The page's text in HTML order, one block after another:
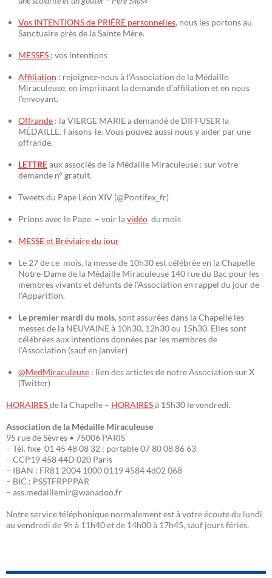
Vos INTENTIONS de PRIÈRE personnelles, nous les portons au
Sanctuaire près de la Sainte Mère.
MESSES : vos intentions
Affiliation : rejoignez-nous à l’Association de la Médaille
Miraculeuse, en imprimant la demande d’affiliation et en nous
l’envoyant.
Offrande : la VIERGE MARIE a demandé de DIFFUSER la
MÉDAILLE. Faisons-le. Vous pouvez aussi nous y aider par une
offrande.
LETTREaux associés de la Médaille Miraculeuse : sur votre
demande n° gratuit.
Tweets du Pape Léon XIV (@Pontifex_fr)
Prions avec le Pape – voir lavidéo du mois
MESSE et Bréviaire du jour
Le 27 de ce mois, la messe de 10h30 est célébrée en la Chapelle
Notre-Dame de la Médaille Miraculeuse 140 rue du Bac pour les
membres vivants et défunts de l’Association en rappel du jour de
l’Apparition.
Le premier mardi du mois, sont assurées dans la Chapelle les
messes de la NEUVAINE à 10h30, 12h30 ou 15h30. Elles sont
célébrées aux intentions données par les membres de
l’Association (sauf en janvier)
@MedMiraculeuse : lien des articles de notre Association sur X
(Twitter)
HORAIRESde la Chapelle – HORAIRESà 15h30 le vendredi.
Association de la Médaille Miraculeuse
95 rue de Sèvres • 75006 PARIS
– Tél. fixe 01 45 48 08 32 ; portable 07 80 08 86 63
– CCP19 458 44D 020 Paris
– IBAN : FR81 2004 1000 0119 4584 4d02 068
– BIC : PSSTFRPPPAR
– ass.medaillemir@wanadoo.fr
Notre service téléphonique normalement est à votre écoute du lundi
au vendredi de 9h à 11h40 et de 14h00 à 17h45, sauf jours fériés.